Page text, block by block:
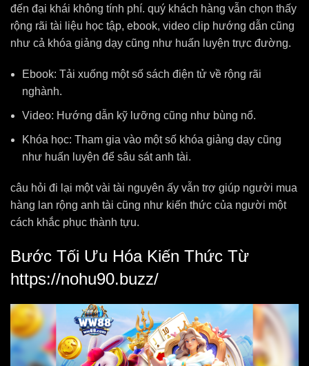
đến đại khái không tính phí. quý khách hàng vẫn chọn thấy
rộng rãi tài liệu học tập, ebook, video clip hướng dẫn cũng
như cả khóa giảng dạy cũng như huấn luyện trực đường.
Ebook: Tải xuống một số sách điện tử về rộng rãi
nghành.
Video: Hướng dẫn kỹ lưỡng cũng như bùng nổ.
Khóa học: Tham gia vào một số khóa giảng dạy cũng
như huấn luyện để sâu sát anh tài.
câu hỏi đi lại một vài tài nguyên ấy vẫn trợ giúp người mua
hàng lan rộng anh tài cũng như kiến thức của người một
cách khắc phục thành tựu.
Bước Tối Ưu Hóa Kiến Thức Từ
https://nohu90.buzz/